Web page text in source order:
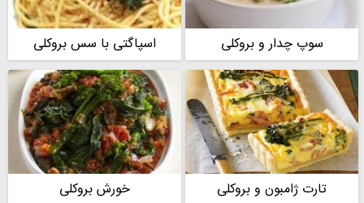
سوپ چدار و بروکلی اسپاگتی با سس بروکلی
تارت ژامبون و بروکلی خورش بروکلی